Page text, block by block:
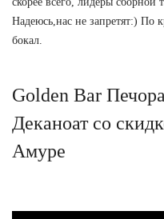
Надеюсь,нас не запретят:) По
бокал.
Golden Bar
Деканоат со
Амуре